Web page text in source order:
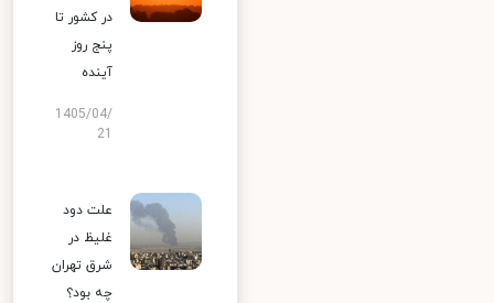
در کشور تا
پنج روز
آینده
1405/04/
علت دود
غلیظ در
شرق تهران
چه بود؟